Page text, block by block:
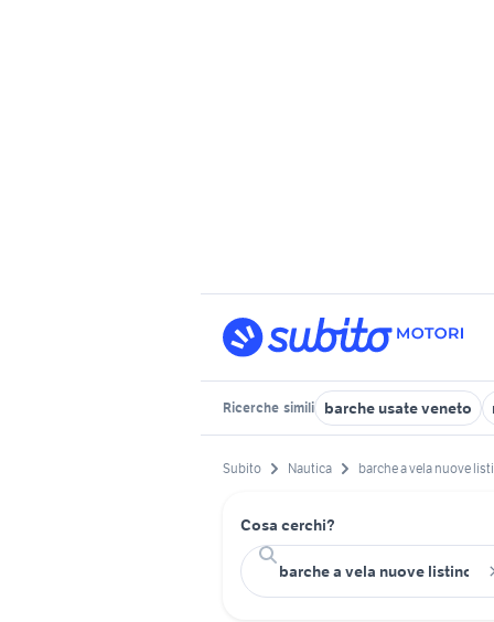
Ricerche simili barche usate veneto
Subito Nautica barche a vela nuove
Cosa cerchi?